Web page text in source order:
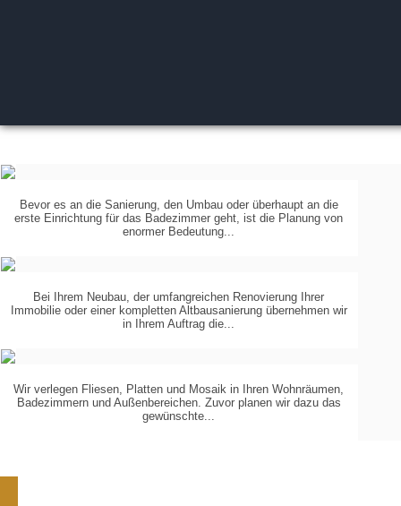
PLANUNGIN
Bevor es an die Sanierung, den Umbau oder überhaupt an die
erste Einrichtung für das Badezimmer geht, ist die Planung von
enormer Bedeutung...
KOORDINIERUNGDER
Bei Ihrem Neubau, der umfangreichen Renovierung Ihrer
Immobilie oder einer kompletten Altbausanierung übernehmen wir
in Ihrem Auftrag die...
VERLEGUNGVON...
Wir verlegen Fliesen, Platten und Mosaik in Ihren Wohnräumen,
Badezimmern und Außenbereichen. Zuvor planen wir dazu das
gewünschte...